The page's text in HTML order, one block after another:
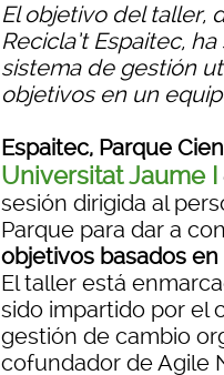
El objetivo del taller,
Recicla’t Espaitec,
sistema de gestión
objetivos en un
Espaitec, Parque
Universitat Jaume I
sesión dirigida al
Parque para dar a
objetivos basados en
El taller está
sido impartido por el
gestión de cambio
cofundador de Agile